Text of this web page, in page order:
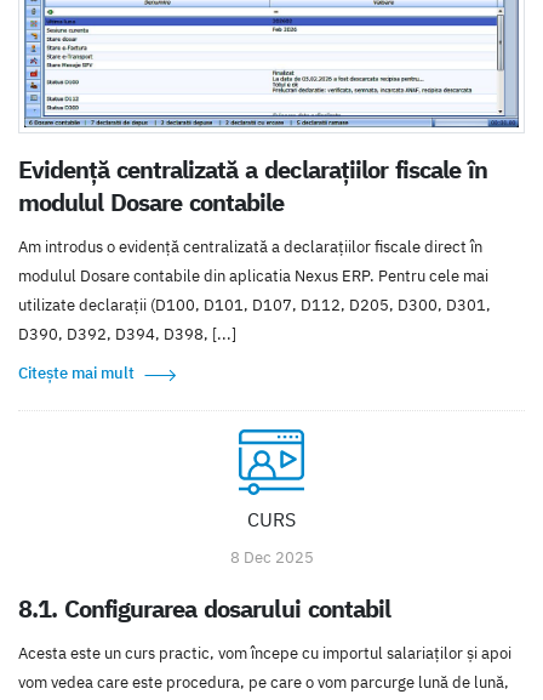
Evidență centralizată a declarațiilor fiscale în
modulul Dosare contabile
Am introdus o evidență centralizată a declarațiilor fiscale direct în
modulul Dosare contabile din aplicatia Nexus ERP. Pentru cele mai
utilizate declarații (D100, D101, D107, D112, D205, D300, D301,
D390, D392, D394, D398, [...]
Citește mai mult
CURS
8 Dec 2025
8.1. Configurarea dosarului contabil
Acesta este un curs practic, vom începe cu importul salariaţilor şi apoi
vom vedea care este procedura, pe care o vom parcurge lună de lună,